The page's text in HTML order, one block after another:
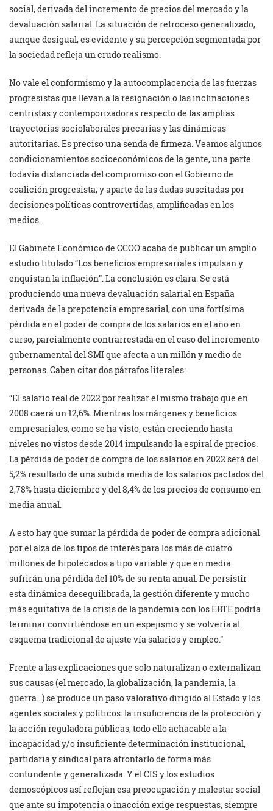
social, derivada del incremento de precios del mercado y la
devaluación salarial. La situación de retroceso generalizado,
aunque desigual, es evidente y su percepción segmentada por
la sociedad refleja un crudo realismo.
No vale el conformismo y la autocomplacencia de las fuerzas
progresistas que llevan a la resignación o las inclinaciones
centristas y contemporizadoras respecto de las amplias
trayectorias sociolaborales precarias y las dinámicas
autoritarias. Es preciso una senda de firmeza. Veamos algunos
condicionamientos socioeconómicos de la gente, una parte
todavía distanciada del compromiso con el Gobierno de
coalición progresista, y aparte de las dudas suscitadas por
decisiones políticas controvertidas, amplificadas en los
medios.
El Gabinete Económico de CCOO acaba de publicar un amplio
estudio titulado “Los beneficios empresariales impulsan y
enquistan la inflación”. La conclusión es clara. Se está
produciendo una nueva devaluación salarial en España
derivada de la prepotencia empresarial, con una fortísima
pérdida en el poder de compra de los salarios en el año en
curso, parcialmente contrarrestada en el caso del incremento
gubernamental del SMI que afecta a un millón y medio de
personas. Caben citar dos párrafos literales:
“El salario real de 2022 por realizar el mismo trabajo que en
2008 caerá un 12,6%. Mientras los márgenes y beneficios
empresariales, como se ha visto, están creciendo hasta
niveles no vistos desde 2014 impulsando la espiral de precios.
La pérdida de poder de compra de los salarios en 2022 será del
5,2% resultado de una subida media de los salarios pactados del
2,78% hasta diciembre y del 8,4% de los precios de consumo en
media anual.
A esto hay que sumar la pérdida de poder de compra adicional
por el alza de los tipos de interés para los más de cuatro
millones de hipotecados a tipo variable y que en media
sufrirán una pérdida del 10% de su renta anual. De persistir
esta dinámica desequilibrada, la gestión diferente y mucho
más equitativa de la crisis de la pandemia con los ERTE podría
terminar convirtiéndose en un espejismo y se volvería al
esquema tradicional de ajuste vía salarios y empleo.”
Frente a las explicaciones que solo naturalizan o externalizan
sus causas (el mercado, la globalización, la pandemia, la
guerra…) se produce un paso valorativo dirigido al Estado y los
agentes sociales y políticos: la insuficiencia de la protección y
la acción reguladora públicas, todo ello achacable a la
incapacidad y/o insuficiente determinación institucional,
partidaria y sindical para afrontarlo de forma más
contundente y generalizada. Y el CIS y los estudios
demoscópicos así reflejan esa preocupación y malestar social
que ante su impotencia o inacción exige respuestas, siempre